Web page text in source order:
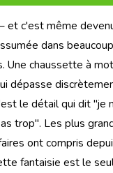
c'est même
dans
Une chaussette à
dépasse
le détail qui dit "je
trop". Les plus
ont compris
fantaisie est le